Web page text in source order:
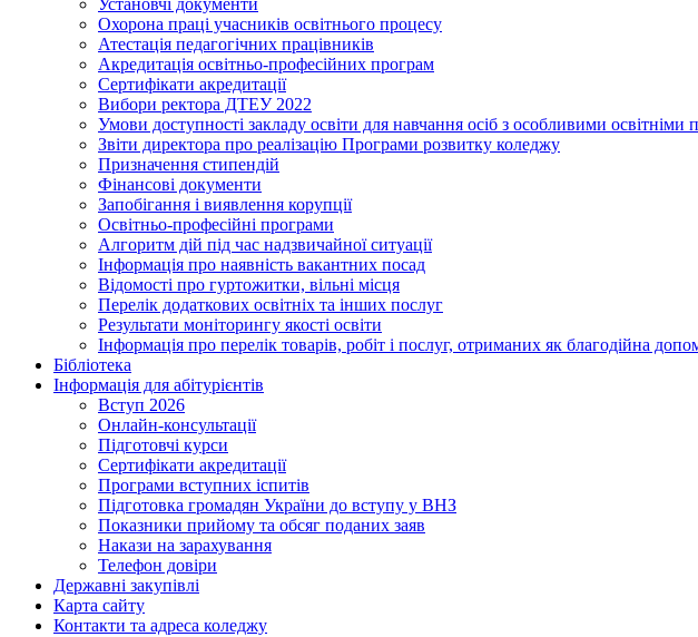
Установчі документи
Охорона праці учасників освітнього процесу
Атестація педагогічних працівників
Акредитація освітньо-професійних програм
Сертифікати акредитації
Вибори ректора ДТЕУ 2022
Умови доступності закладу освіти для навчання осіб з особливими освітніми
Звіти директора про реалізацію Програми розвитку коледжу
Призначення стипендій
Фінансові документи
Запобігання і виявлення корупції
Освітньо-професійні програми
Алгоритм дій під час надзвичайної ситуації
Інформація про наявність вакантних посад
Відомості про гуртожитки, вільні місця
Перелік додаткових освітніх та інших послуг
Результати моніторингу якості освіти
Інформація про перелік товарів, робіт і послуг, отриманих як благодійна
Бібліотека
Інформація для абітурієнтів
Вступ 2026
Онлайн-консультації
Підготовчі курси
Сертифікати акредитації
Програми вступних іспитів
Підготовка громадян України до вступу у ВНЗ
Показники прийому та обсяг поданих заяв
Накази на зарахування
Телефон довіри
Державні закупівлі
Карта сайту
Контакти та адреса коледжу